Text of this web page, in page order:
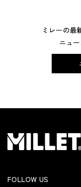
ミレーの最
ニュ
FOLLOW US